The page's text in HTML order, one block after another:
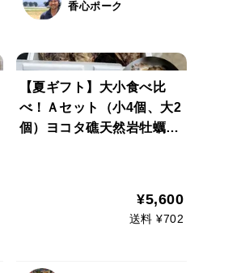
香心ポーク
【夏ギフト】大小食べ比
べ！Ａセット（小4個、大2
個）ヨコタ礁天然岩牡蠣
¥5,600
送料 ¥702